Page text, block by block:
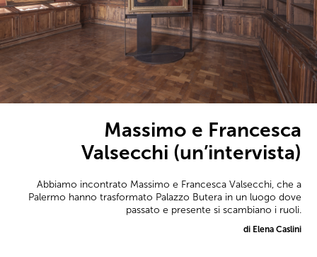
Massimo e Francesca
Valsecchi (un’intervista)
Abbiamo incontrato Massimo e Francesca Valsecchi, che a
Palermo hanno trasformato Palazzo Butera in un luogo dove
passato e presente si scambiano i ruoli.
di Elena Caslini